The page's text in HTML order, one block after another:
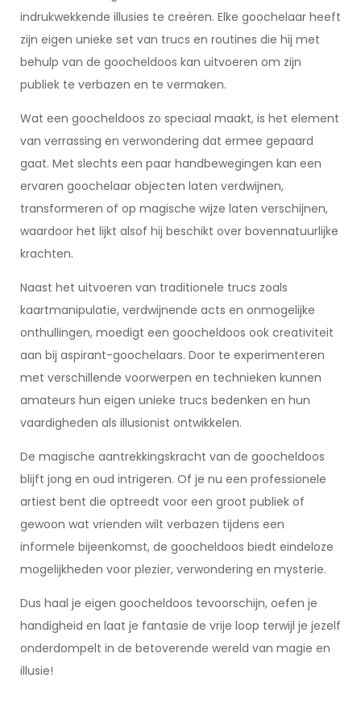
indrukwekkende illusies te creëren. Elke goochelaar heeft
zijn eigen unieke set van trucs en routines die hij met
behulp van de goocheldoos kan uitvoeren om zijn
publiek te verbazen en te vermaken.
Wat een goocheldoos zo speciaal maakt, is het element
van verrassing en verwondering dat ermee gepaard
gaat. Met slechts een paar handbewegingen kan een
ervaren goochelaar objecten laten verdwijnen,
transformeren of op magische wijze laten verschijnen,
waardoor het lijkt alsof hij beschikt over bovennatuurlijke
krachten.
Naast het uitvoeren van traditionele trucs zoals
kaartmanipulatie, verdwijnende acts en onmogelijke
onthullingen, moedigt een goocheldoos ook creativiteit
aan bij aspirant-goochelaars. Door te experimenteren
met verschillende voorwerpen en technieken kunnen
amateurs hun eigen unieke trucs bedenken en hun
vaardigheden als illusionist ontwikkelen.
De magische aantrekkingskracht van de goocheldoos
blijft jong en oud intrigeren. Of je nu een professionele
artiest bent die optreedt voor een groot publiek of
gewoon wat vrienden wilt verbazen tijdens een
informele bijeenkomst, de goocheldoos biedt eindeloze
mogelijkheden voor plezier, verwondering en mysterie.
Dus haal je eigen goocheldoos tevoorschijn, oefen je
handigheid en laat je fantasie de vrije loop terwijl je jezelf
onderdompelt in de betoverende wereld van magie en
illusie!